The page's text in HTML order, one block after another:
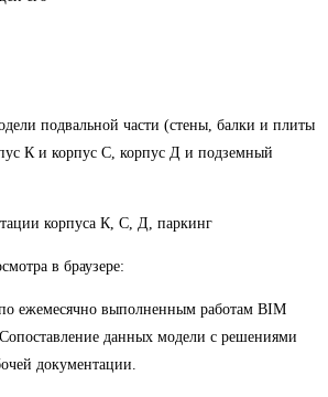
подвальной части (стены, балки и плиты
К и корпус С, корпус Д и подземный
корпуса К, С, Д, паркинг
в браузере:
ежемесячно выполненным работам BIM
данных модели с решениями
документации.